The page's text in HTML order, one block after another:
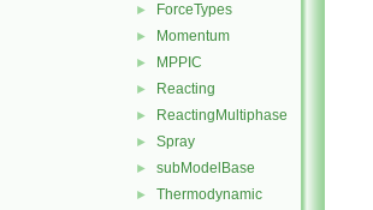
► ForceTypes
► Momentum
► MPPIC
► Reacting
► ReactingMultiphase
► Spray
► subModelBase
►
Thermodynamic